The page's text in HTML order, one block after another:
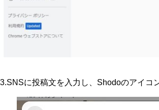
3.SNSに投稿文を入力し、Shodoのアイコ